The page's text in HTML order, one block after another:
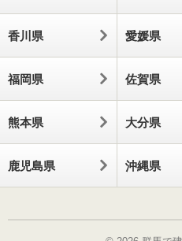
香川県 愛媛県
福岡県 佐賀県
熊本県 大分県
鹿児島県 沖縄県